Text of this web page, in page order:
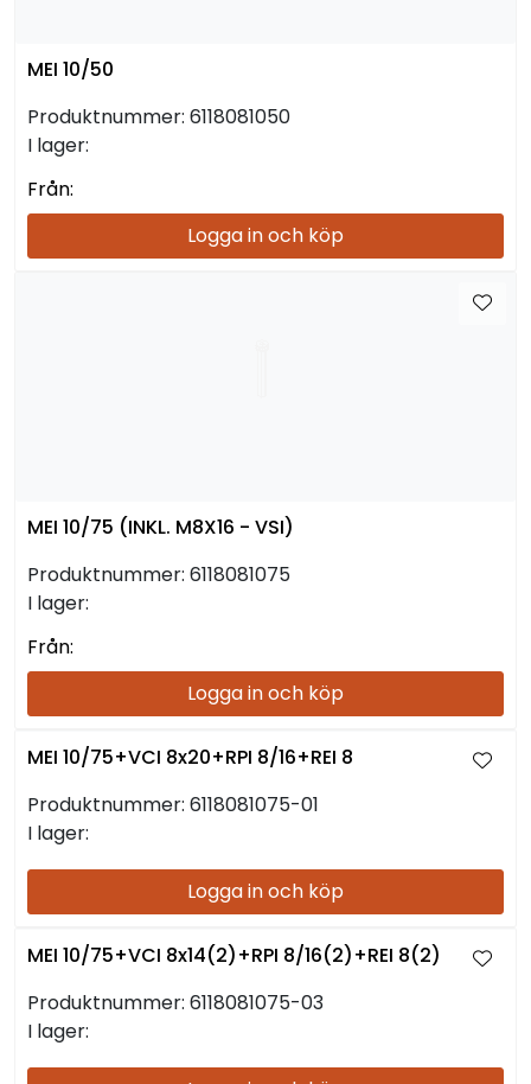
MEI 10/50
Produktnummer: 6118081050
I lager:
Från:
Logga in och köp
MEI 10/75 (INKL. M8X16 - VSI)
Produktnummer: 6118081075
I lager:
Från:
Logga in och köp
MEI 10/75+VCI 8x20+RPI 8/16+REI 8
Produktnummer: 6118081075-01
I lager:
Logga in och köp
MEI 10/75+VCI 8x14(2)+RPI 8/16(2)+REI 8(2)
Produktnummer: 6118081075-03
I lager: